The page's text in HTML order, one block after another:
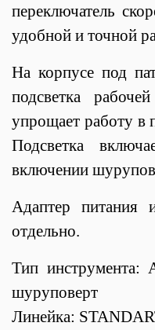
переключатель
удобной и точной
На корпусе под
подсветка
упрощает работу в
Подсветка
включении
Адаптер питания
отдельно.
Тип инструмента:
шуруповерт
Линейка: